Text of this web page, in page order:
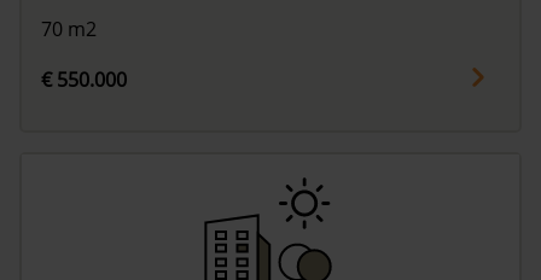
70 m2
€ 550.000